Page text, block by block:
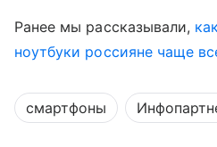
Ранее мы рассказывали,
ноутбуки россияне чаще
смартфоны